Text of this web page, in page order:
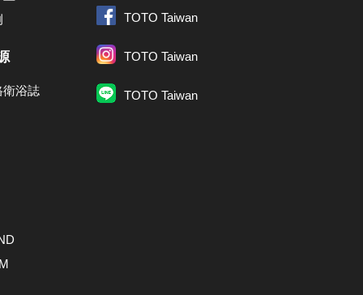
衛浴誌
TOTO Taiwan
TOTO Taiwan
TOTO Taiwan